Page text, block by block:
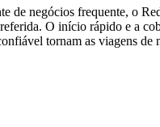
de negócios frequente, o
O início rápido e a
tornam as viagens de